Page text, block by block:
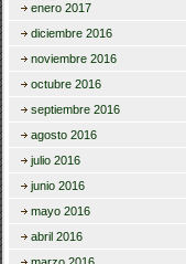
enero 2017
diciembre 2016
noviembre 2016
octubre 2016
septiembre 2016
agosto 2016
julio 2016
junio 2016
mayo 2016
abril 2016